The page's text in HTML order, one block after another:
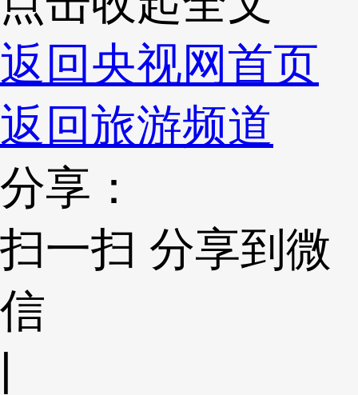
返回央视网首页
返回旅游频道
分享：
扫一扫 分享到微
信
|